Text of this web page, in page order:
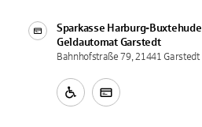
Sparkasse Harburg-Buxtehude
Geldautomat Garstedt
Bahnhofstraße 79, 21441 Garstedt